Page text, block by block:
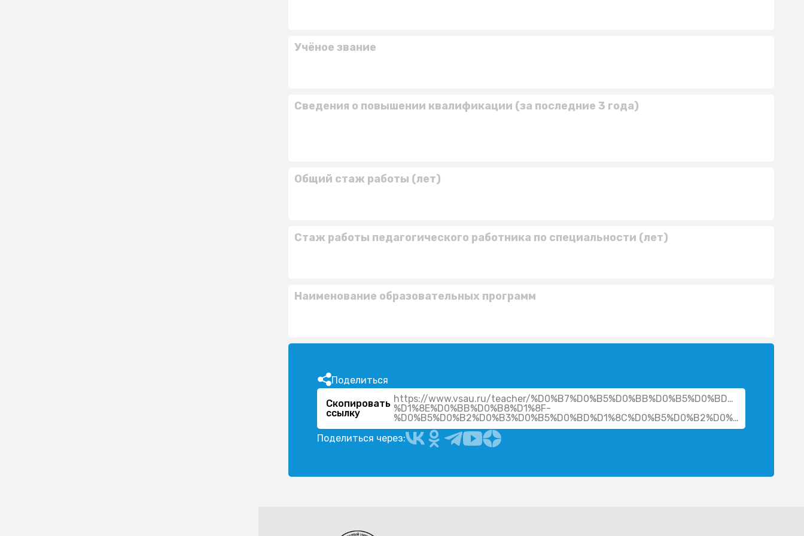
Учёное звание
Сведения о повышении квалификации (за последние 3 года)
Общий стаж работы (лет)
Стаж работы педагогического работника по специальности (лет)
Наименование образовательных программ
Поделиться
Скопировать
ссылку
https://www.vsau.ru/teacher/
%D1%8E%D0%BB%D0%B8%D1%8F-
%D0%B5%D0%B2%D0%B3%D0%B5%D0%BD%D1%8C%D0%B5%D0%B2%D0%BD%D0%B0/
Поделиться через: